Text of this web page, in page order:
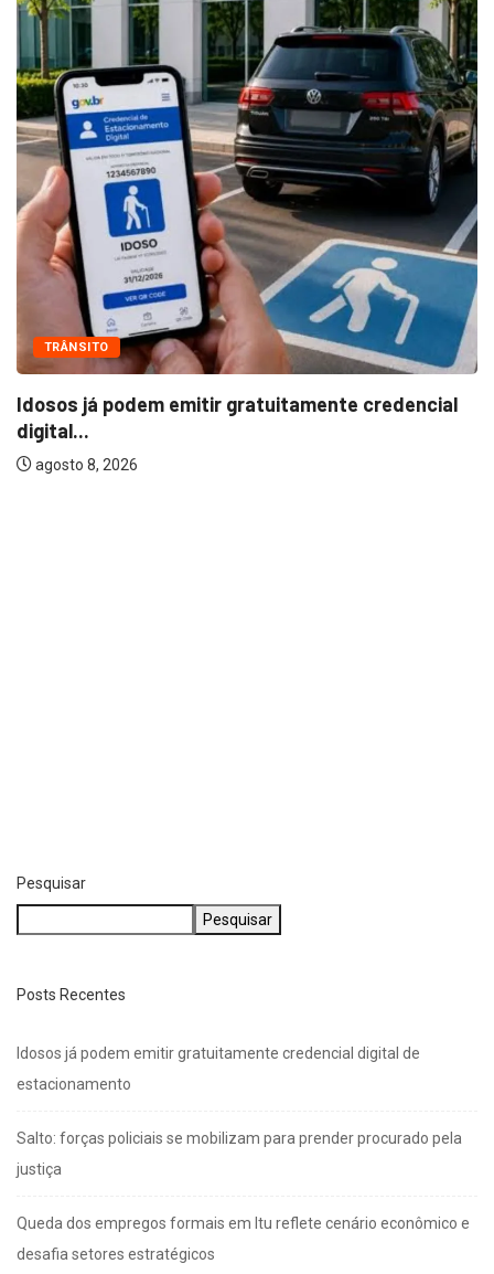
Pesquisar
Pesquisar
Posts Recentes
Idosos já podem emitir gratuitamente credencial digital de
estacionamento
Salto: forças policiais se mobilizam para prender procurado pela
justiça
Queda dos empregos formais em Itu reflete cenário econômico e
desafia setores estratégicos